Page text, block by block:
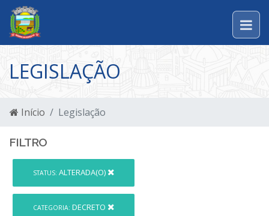
LEGISLAÇÃO
Início Legislação
FILTRO
STATUS: ALTERADA(O)
CATEGORIA: DECRETO